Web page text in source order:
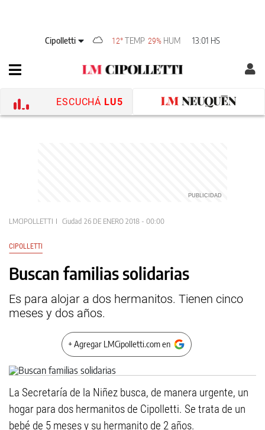
Cipolletti 12° TEMP 29% HUM 13:01 HS
ESCUCHÁ LU5
LMCIPOLLETTI Ciudad 26 DE ENERO 2018 - 00:00
CIPOLLETTI
Buscan familias solidarias
Es para alojar a dos hermanitos. Tienen cinco
meses y dos años.
+ Agregar LMCipolletti.com en
La Secretaría de la Niñez busca, de manera urgente, un
hogar para dos hermanitos de Cipolletti. Se trata de un
bebé de 5 meses y su hermanito de 2 años.